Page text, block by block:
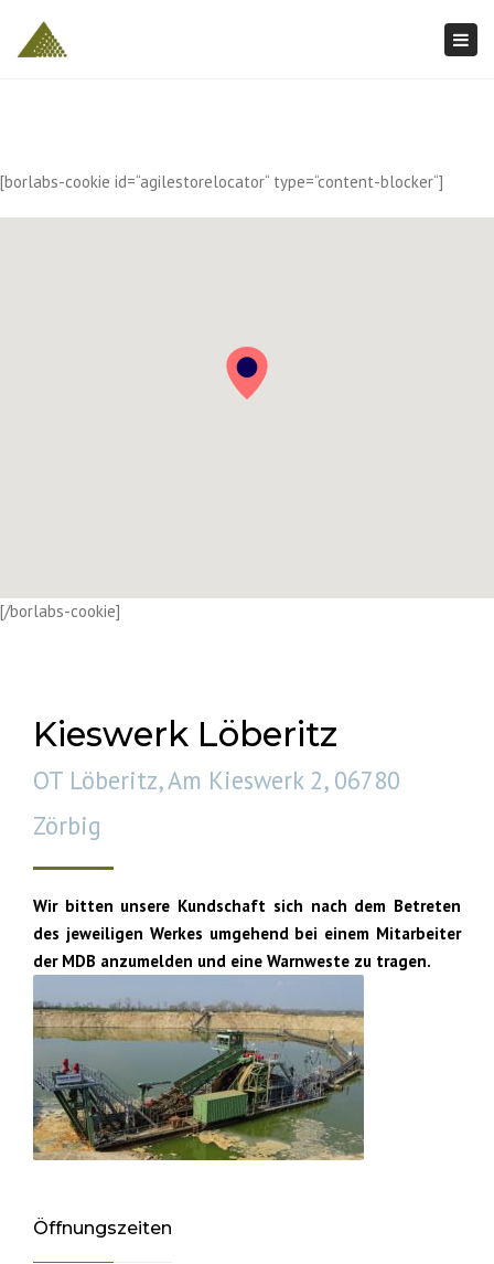
[borlabs-cookie id=“agilestorelocator“ type=“content-blocker“]
[/borlabs-cookie]
Kieswerk Löberitz
OT Löberitz, Am Kieswerk 2, 06780
Zörbig
Wir bitten unsere Kundschaft sich nach dem Betreten
des jeweiligen Werkes umgehend bei einem Mitarbeiter
der MDB anzumelden und eine Warnweste zu tragen.
Öffnungszeiten